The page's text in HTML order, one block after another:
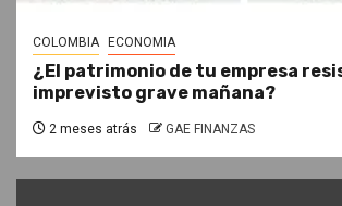
COLOMBIA ECONOMIA
¿El patrimonio de tu empresa
imprevisto grave mañana?
2 meses atrás GAE FINANZAS